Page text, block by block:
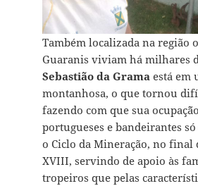
Também localizada na região
Guaranis viviam há milhares
Sebastião da Gramaestá em
montanhosa, o que tornou
fazendo com que sua
portugueses e bandeirantes
o Ciclo da Mineração, no final
XVIII, servindo de apoio às
tropeiros que pelas